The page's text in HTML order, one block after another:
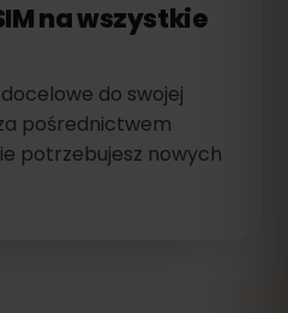
na wszystkie
do swojej
pośrednictwem
potrzebujesz nowych